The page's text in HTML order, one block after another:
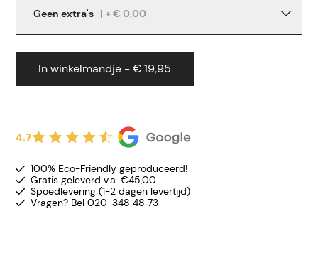
Geen extra's | + € 0,00
In winkelmandje - € 19,95
4.7
100% Eco-Friendly geproduceerd!
Gratis geleverd v.a. €45,00
Spoedlevering (1-2 dagen levertijd)
Vragen? Bel 020-348 48 73